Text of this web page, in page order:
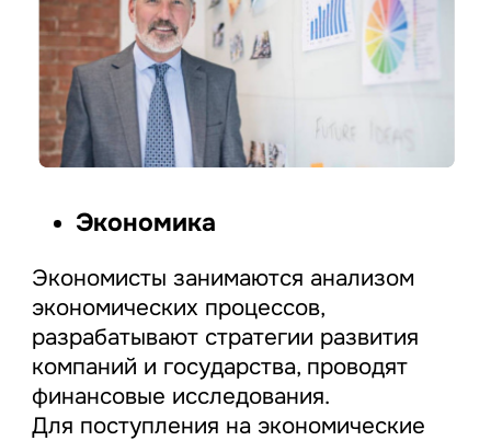
Экономика
Экономисты занимаются анализом
экономических процессов,
разрабатывают стратегии развития
компаний и государства, проводят
финансовые исследования.
Для поступления на экономические